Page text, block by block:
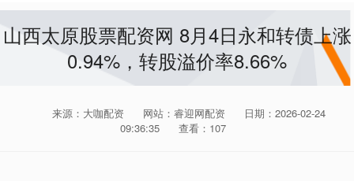
山西太原股票配资网 8月4日永和转债上涨
0.94%，转股溢价率8.66%
来源：大咖配资 网站：睿迎网配资
日期：2026-02-24
09:36:35
查看：107